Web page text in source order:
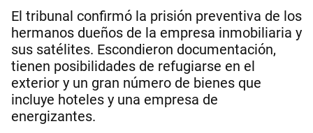
El tribunal confirmó la prisión preventiva de los
hermanos dueños de la empresa inmobiliaria y
sus satélites. Escondieron documentación,
tienen posibilidades de refugiarse en el
exterior y un gran número de bienes que
incluye hoteles y una empresa de
energizantes.